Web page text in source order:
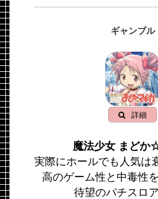
ギャンブル
詳細
魔法少女 まどか
実際にホールでも人気は
高のゲーム性と中毒性
待望のパチスロ